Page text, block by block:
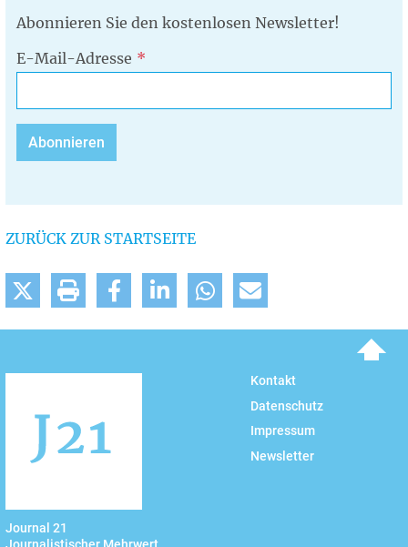
Abonnieren Sie den kostenlosen Newsletter!
E-Mail-Adresse
ZURÜCK ZUR STARTSEITE
Journal 21
Kontakt
Datenschutz
Impressum
Newsletter